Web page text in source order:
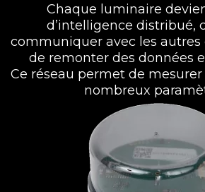
Chaque luminaire
d’intelligence distribué,
communiquer avec les
de remonter des données
Ce réseau permet de mesurer
nombreux